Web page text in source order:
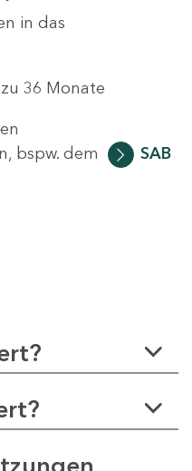
in das
36 Monate
bspw. dem
SAB